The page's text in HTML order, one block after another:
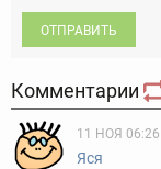
ОТПРАВИТЬ
Комментарии
11 НОЯ 06:26
Яся